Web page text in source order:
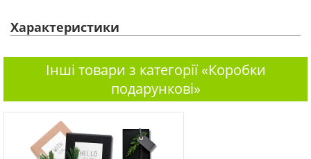
Характеристики
Інші товари з категорії «Коробки
подарункові»